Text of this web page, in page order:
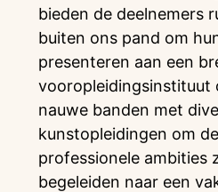
bieden de deelnemers
buiten ons pand om
presenteren aan een
vooropleidingsinstituut
nauwe banden met
kunstopleidingen om
professionele ambities
begeleiden naar een